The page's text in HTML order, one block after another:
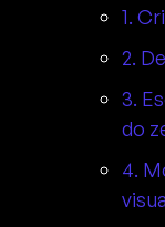
1.
2.
3.
do
4.